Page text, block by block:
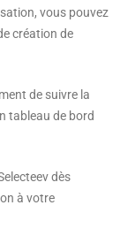
vous pouvez
création de
de suivre la
tableau de bord
dès
à votre